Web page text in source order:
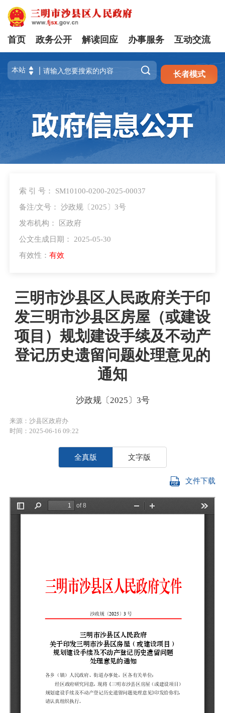
注册 登录
首页 政务公开 解读回应 办事服务 互动交流
 长者模式
索 引 号： SM10100-0200-2025-00037
备注/文号： 沙政规〔2025〕3号
发布机构： 区政府
公文生成日期： 2025-05-30
有效性： 有效
三明市沙县区人民政府关于印
发三明市沙县区房屋（或建设
项目）规划建设手续及不动产
登记历史遗留问题处理意见的
通知
沙政规〔2025〕3号
来源：沙县区政府办
时间：2025-06-16 09:22
全真版 文字版
文件下载